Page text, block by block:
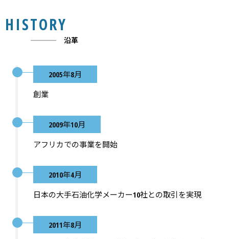
HISTORY
沿革
2005年8月
創業
2009年10月
アフリカでの事業を開始
2010年4月
日本の大手石油化学メーカー10社との取引を実現
2011年8月